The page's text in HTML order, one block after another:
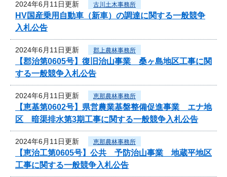
2024年6月11日更新 古川土木事務所
HV国産乗用自動車（新車）の調達に関する一般競争
入札公告
2024年6月11日更新 郡上農林事務所
【郡治第0605号】復旧治山事業 桑ヶ島地区工事に関
する一般競争入札公告
2024年6月11日更新 恵那農林事務所
【恵基第0602号】県営農業基盤整備促進事業 エナ地
区 暗渠排水第3期工事に関する一般競争入札公告
2024年6月11日更新 恵那農林事務所
【恵治工第0605号】公共 予防治山事業 地蔵平地区
工事に関する一般競争入札公告